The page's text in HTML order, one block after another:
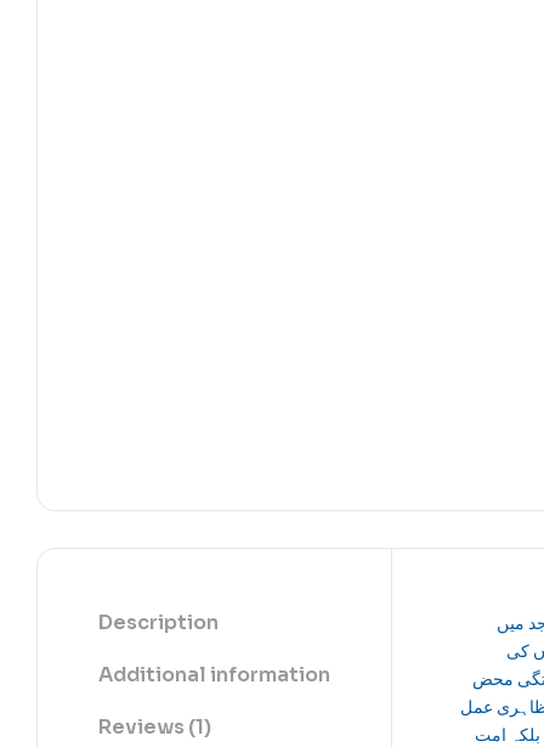
Description
Additional information
Reviews (1)
میں
کی
محض
عمل
بلکہ امت